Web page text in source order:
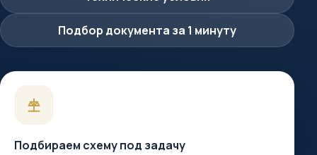
Подбор документа за 1 минуту
Подбираем схему под задачу